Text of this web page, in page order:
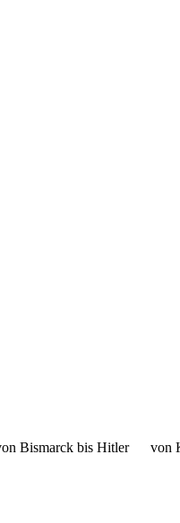
Bismarck bis Hitler